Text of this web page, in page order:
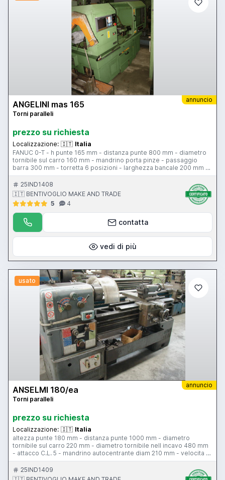
annuncio
ANGELINI mas 165
Torni paralleli
prezzo su richiesta
Localizzazione: 🇮🇹 Italia
FANUC 0-T - h punte 165 mm - distanza punte 800 mm - diametro
tornibile sul carro 160 mm - mandrino porta pinze - passaggio
barra 300 mm - torretta 6 posizioni - larghezza bancale 200 mm -
protezione antinfortunistica
25IND1408
🇮🇹 BENTIVOGLIO MAKE AND TRADE
5
4
contatta
vedi di più
usato
annuncio
ANSELMI 180/ea
Torni paralleli
prezzo su richiesta
Localizzazione: 🇮🇹 Italia
altezza punte 180 mm - distanza punte 1000 mm - diametro
tornibile sul carro 220 mm - diametro tornibile nell incavo 480 mm
- attacco C.L. 5 - mandrino autocentrante diam 210 mm - velocita di
rotazione 36-1800 rpm - passaggo barra 45 mm - torretta tipo B
portautensili compresi - larghezza bancale 270 mm - attacco
contropunta c.m. 2 - piattaforma 300 mm - 2 lunette
25IND1409